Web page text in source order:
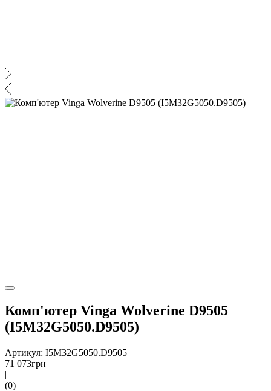
Комп'ютер Vinga Wolverine D9505
(I5M32G5050.D9505)
Артикул: I5M32G5050.D9505
71 073грн
|
(0)